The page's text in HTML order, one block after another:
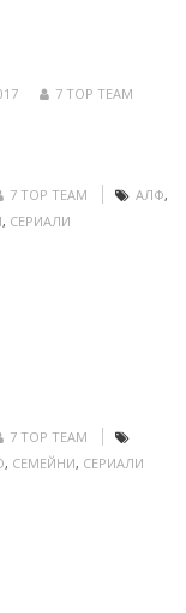
7 TOP TEAM
7 TOP TEAM АЛФ,
, СЕРИАЛИ
7 TOP TEAM
, СЕМЕЙНИ, СЕРИАЛИ